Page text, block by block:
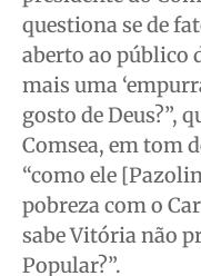
questiona se de
aberto ao público
mais uma
gosto de Deus?”,
Comsea, em tom
“como ele
pobreza com o
sabe Vitória não
Popular?”.